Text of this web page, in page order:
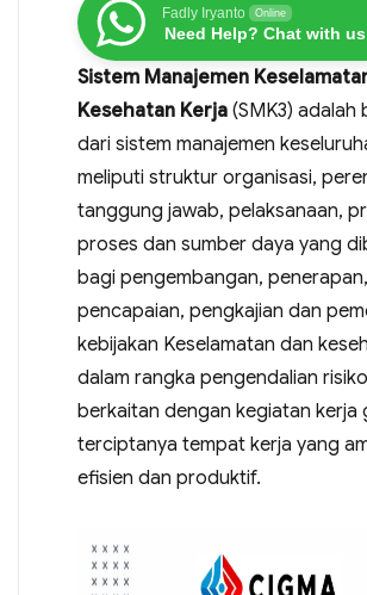
Fadly Iryanto Online
Need Help? Chat with us
Sistem Manajemen
Kesehatan Kerja(SMK3) adalah
dari sistem manajemen
meliputi struktur organisasi,
tanggung jawab, pelaksanaan,
proses dan sumber daya yang
bagi pengembangan, penerapan,
pencapaian, pengkajian dan
kebijakan Keselamatan dan
dalam rangka pengendalian
berkaitan dengan kegiatan kerja
terciptanya tempat kerja yang
efisien dan produktif.